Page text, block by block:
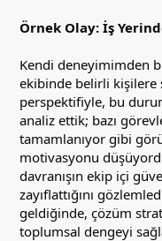
Örnek Olay: İş
Kendi deneyimimden
ekibinde belirli kişilere
perspektifiyle, bu
analiz ettik; bazı
tamamlanıyor gibi
motivasyonu
davranışın ekip içi
zayıflattığını
geldiğinde, çözüm
toplumsal dengeyi